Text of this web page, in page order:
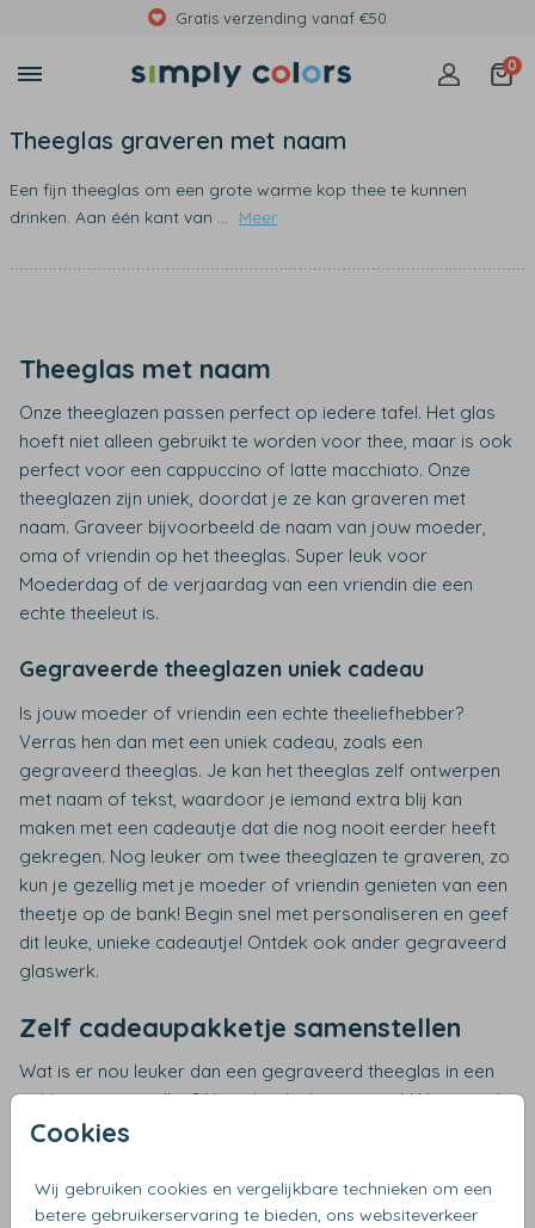
Met foto's, eigen tekst
0
Cookies
Wij gebruiken cookies en vergelijkbare technieken om een
betere gebruikerservaring te bieden, ons websiteverkeer
Theeglas graveren met naam
Een fijn theeglas om een grote warme kop thee te kunnen
drinken. Aan één kant van ... Meer
Theeglas met naam
Onze theeglazen passen perfect op iedere tafel. Het glas
hoeft niet alleen gebruikt te worden voor thee, maar is ook
perfect voor een cappuccino of latte macchiato. Onze
theeglazen zijn uniek, doordat je ze kan graveren met
naam. Graveer bijvoorbeeld de naam van jouw moeder,
oma of vriendin op het theeglas. Super leuk voor
Moederdag of de verjaardag van een vriendin die een
echte theeleut is.
Gegraveerde theeglazen uniek cadeau
Is jouw moeder of vriendin een echte theeliefhebber?
Verras hen dan met een uniek cadeau, zoals een
gegraveerd theeglas. Je kan het theeglas zelf ontwerpen
met naam of tekst, waardoor je iemand extra blij kan
maken met een cadeautje dat die nog nooit eerder heeft
gekregen. Nog leuker om twee theeglazen te graveren, zo
kun je gezellig met je moeder of vriendin genieten van een
theetje op de bank! Begin snel met personaliseren en geef
dit leuke, unieke cadeautje! Ontdek ook ander gegraveerd
glaswerk.
Zelf cadeaupakketje samenstellen
Wat is er nou leuker dan een gegraveerd theeglas in een
pakket samenstellen? Nou, dat dachten wij ook! Het is toch
super leuk om een theeglas te personaliseren en deze
onze leuke prints als pakketje cadeau te geven. Door zelf
beide producten te bestellen, heb je zo een